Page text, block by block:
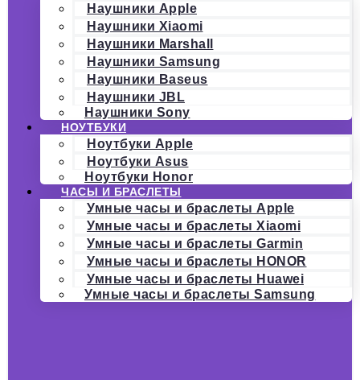
Наушники Apple
Наушники Xiaomi
Наушники Marshall
Наушники Samsung
Наушники Baseus
Наушники JBL
Наушники Sony
НОУТБУКИ
Ноутбуки Apple
Ноутбуки Asus
Ноутбуки Honor
ЧАСЫ И БРАСЛЕТЫ
Умные часы и браслеты Apple
Умные часы и браслеты Xiaomi
Умные часы и браслеты Garmin
Умные часы и браслеты HONOR
Умные часы и браслеты Huawei
Умные часы и браслеты Samsung